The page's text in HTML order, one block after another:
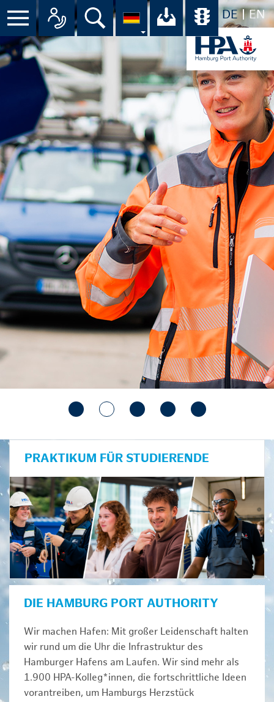
DE EN
Suche Ihr Download-
PRAKTIKUM FÜR STUDIERENDE
DIE HAMBURG PORT AUTHORITY
Wir machen Hafen: Mit großer Leidenschaft halten
wir rund um die Uhr die Infrastruktur des
Hamburger Hafens am Laufen. Wir sind mehr als
1.900 HPA-Kolleg*innen, die fortschrittliche Ideen
vorantreiben, um Hamburgs Herzstück